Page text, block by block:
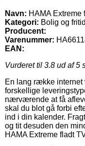
Navn: HAMA
Kategori: Bolig og
Producent:
Varenummer:
EAN:
Vurderet til 3.8 ud af 5
En lang række internet
forskellige
nærværende at få
skal du blot gå forbi
ind i din kalender.
og tit desuden den
HAMA Extreme fladt